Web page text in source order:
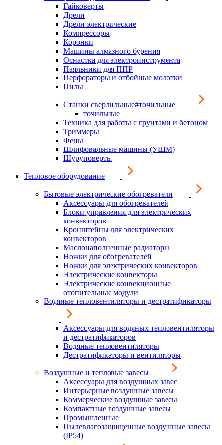
Гайковерты
Дрели
Дрели электрические
Компрессоры
Коронки
Машины алмазного бурения
Оснастка для электроинструмента
Паяльники для ППР
Перфораторы и отбойные молотки
Пилы
Станки сверлильные#точильные
точильные
Техника для работы с грунтами и бетоном
Триммеры
Фены
Шлифовальные машины (УШМ)
Шуруповерты
Тепловое оборудование
Бытовые электрические обогреватели
Аксессуары для обогревателей
Блоки управления для электрических
конвекторов
Кронштейны для электрических
конвекторов
Маслонаполненные радиаторы
Ножки для обогревателей
Ножки для электрических конвекторов
Электрические конвекторы
Электрические конвекционные
отопительные модули
Водяные тепловентиляторы и дестратификаторы
Аксессуары для водяных тепловентиляторы
и дестратификаторов
Водяные тепловентиляторы
Дестратификаторы и вентиляторы
Воздушные и тепловые завесы
Аксессуары для воздушных завес
Интерьерные воздушные завесы
Коммерческие воздушные завесы
Компактные воздушные завесы
Промышленные
Пылевлагозащищенные воздушные завесы
(IP54)